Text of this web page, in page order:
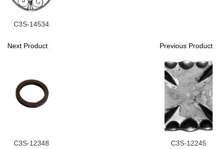
C3S-14534
Next Product
C3S-12348
Previous Product
C3S-12245